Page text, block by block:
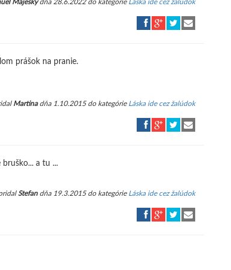
Majeskydňa 28.6.2022 do kategórie Láska ide cez žalúdok
prášok na pranie.
Martinadňa 1.10.2015 do kategórie Láska ide cez žalúdok
a tu ...
Stefandňa 19.3.2015 do kategórie Láska ide cez žalúdok